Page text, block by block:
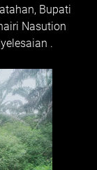
Bupati
Nasution
.